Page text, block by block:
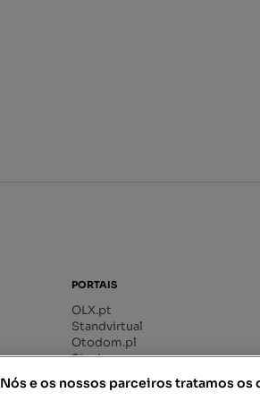
PORTAIS
OLX.pt
Standvirtual
Otodom.pl
Storia.ro
Nós e os nossos parceiros tratamos os